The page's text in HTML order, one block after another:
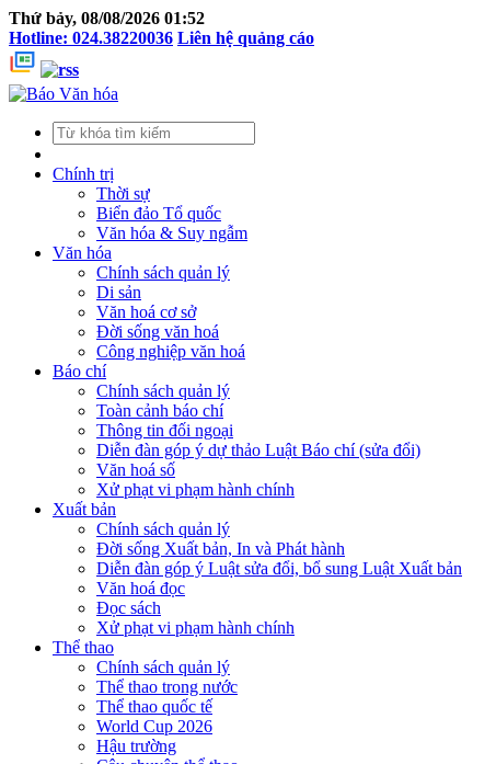
Thứ bảy, 08/08/2026 01:52
Hotline: 024.38220036 Liên hệ quảng cáo
Chính trị
Thời sự
Biển đảo Tổ quốc
Văn hóa & Suy ngẫm
Văn hóa
Chính sách quản lý
Di sản
Văn hoá cơ sở
Đời sống văn hoá
Công nghiệp văn hoá
Báo chí
Chính sách quản lý
Toàn cảnh báo chí
Thông tin đối ngoại
Diễn đàn góp ý dự thảo Luật Báo chí (sửa đổi)
Văn hoá số
Xử phạt vi phạm hành chính
Xuất bản
Chính sách quản lý
Đời sống Xuất bản, In và Phát hành
Diễn đàn góp ý Luật sửa đổi, bổ sung Luật Xuất bản
Văn hoá đọc
Đọc sách
Xử phạt vi phạm hành chính
Thể thao
Chính sách quản lý
Thể thao trong nước
Thể thao quốc tế
World Cup 2026
Hậu trường